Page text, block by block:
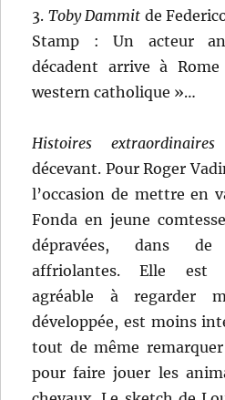
3. Toby Dammit de
Stamp : Un acteur
décadent arrive à
western catholique »…
Histoires extraordinaires
décevant. Pour Roger
l’occasion de mettre en
Fonda en jeune
dépravées, dans de
affriolantes. Elle est
agréable à regarder
développée, est moins
tout de même
pour faire jouer les